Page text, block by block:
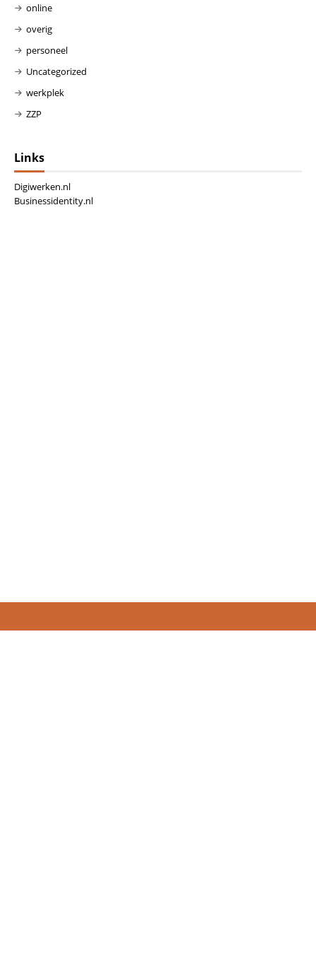
online
overig
personeel
Uncategorized
werkplek
ZZP
Links
Digiwerken.nl
Businessidentity.nl